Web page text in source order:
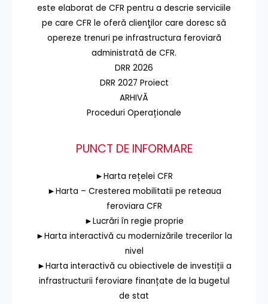
este elaborat de CFR pentru a descrie serviciile
pe care CFR le oferă clienţilor care doresc să
opereze trenuri pe infrastructura feroviară
administrată de CFR.
DRR 2026
DRR 2027 Proiect
ARHIVĂ
Proceduri Operaționale
PUNCT DE INFORMARE
►Harta rețelei CFR
►Harta – Cresterea mobilitatii pe reteaua
feroviara CFR
►Lucrări în regie proprie
►Harta interactivă cu modernizările trecerilor la
nivel
►Harta interactivă cu obiectivele de investiții a
infrastructurii feroviare finanțate de la bugetul
de stat